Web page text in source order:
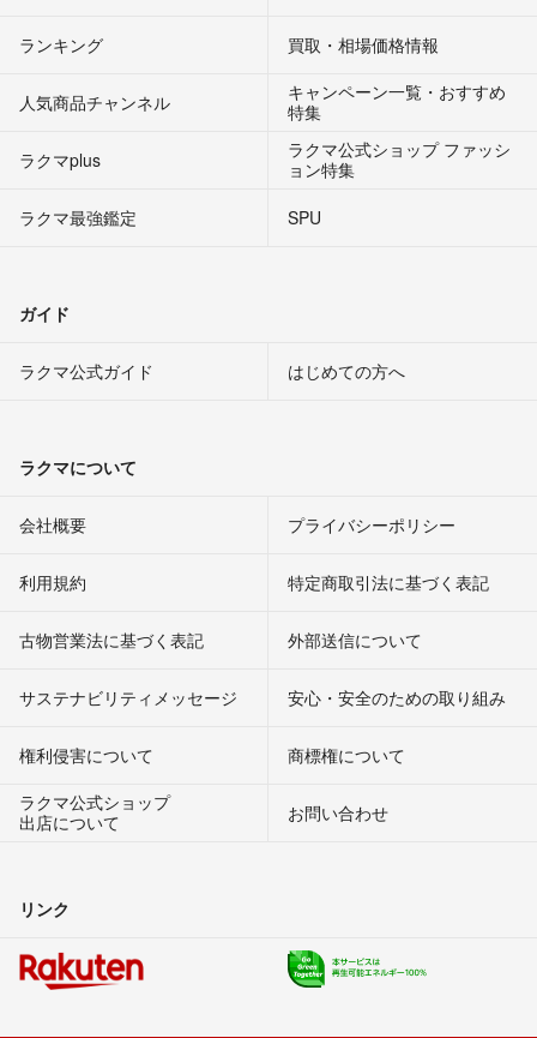
ランキング 買取・相場価格情報
人気商品チャンネル
キャンペーン一覧・おすすめ
特集
ラクマplus
ラクマ公式ショップ ファッシ
ョン特集
ラクマ最強鑑定
SPU
ガイド
ラクマ公式ガイド はじめての方へ
ラクマについて
会社概要 プライバシーポリシー
利用規約 特定商取引法に基づく表記
古物営業法に基づく表記 外部送信について
サステナビリティメッセージ 安心・安全のための取り組み
権利侵害について
商標権について
ラクマ公式ショップ
出店について
お問い合わせ
リンク